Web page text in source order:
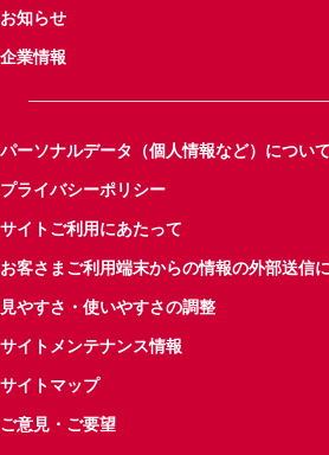
お知らせ
企業情報
パーソナルデータ（個人情報など）について
プライバシーポリシー
サイトご利用にあたって
お客さまご利用端末からの情報の外部送信
見やすさ・使いやすさの調整
サイトメンテナンス情報
サイトマップ
ご意見・ご要望